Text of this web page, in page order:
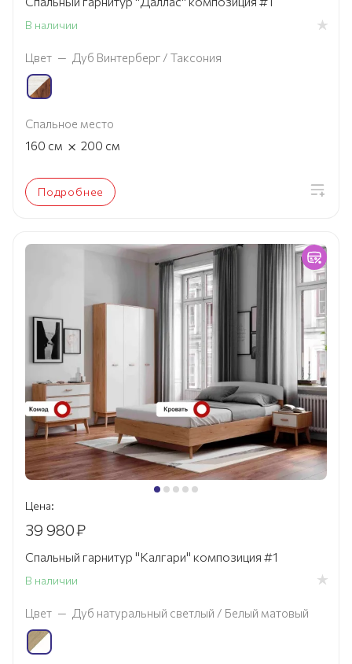
В наличии
Цвет — Дуб Винтерберг / Таксония
Спальное место
160 см × 200 см
Подробнее
Цена:
39 980₽
Спальный гарнитур "Калгари" композиция #1
В наличии
Цвет — Дуб натуральный светлый / Белый матовый